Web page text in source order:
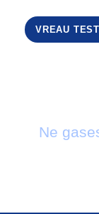
VREAU
Ne